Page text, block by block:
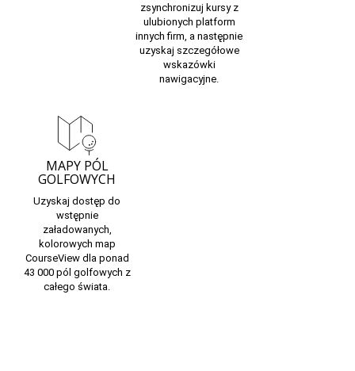
zsynchronizuj kursy z
ulubionych platform
innych firm, a następnie
uzyskaj szczegółowe
wskazówki
nawigacyjne.
MAPY PÓL
GOLFOWYCH
Uzyskaj dostęp do
wstępnie
załadowanych,
kolorowych map
CourseViewdla ponad
43 000 pól golfowych z
całego świata.